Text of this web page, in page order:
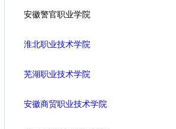
安徽警官职业学院
淮北职业技术学院
芜湖职业技术学院
安徽商贸职业技术学院